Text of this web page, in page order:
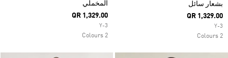
بشعار سائل
QR 1,329.00
Y-3
2 Colours
المخملي
QR 1,329.00
Y-3
2 Colours